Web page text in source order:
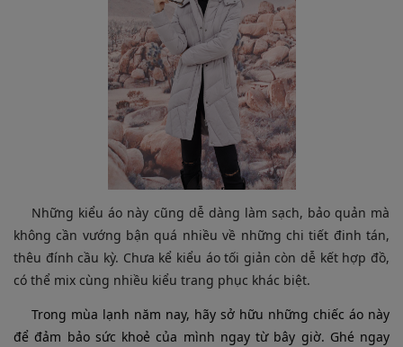
Những kiểu áo này cũng dễ dàng làm sạch, bảo quản mà
không cần vướng bận quá nhiều về những chi tiết đinh tán,
thêu đính cầu kỳ. Chưa kể kiểu áo tối giản còn dễ kết hợp đồ,
có thể mix cùng nhiều kiểu trang phục khác biệt.
Trong mùa lạnh năm nay, hãy sở hữu những chiếc áo này